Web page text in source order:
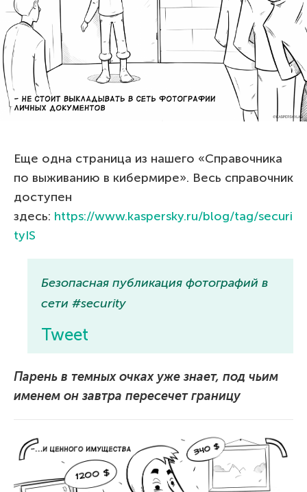
Еще одна страница из нашего «Справочника
по выживанию в кибермире». Весь справочник
доступен
здесь: https://www.kaspersky.ru/blog/tag/securi
tyIS
Безопасная публикация фотографий в
сети #security
Tweet
Парень в темных очках уже знает, под чьим
именем он завтра пересечет границу